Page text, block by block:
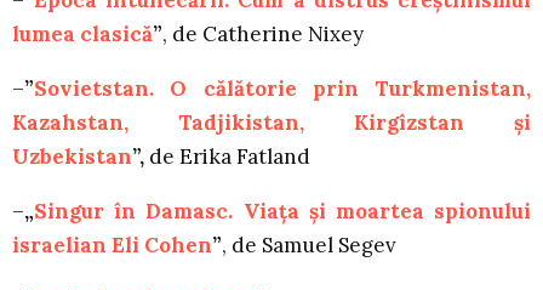
lumea clasică”, de Catherine Nixey
–”Sovietstan. O călătorie prin Turkmenistan,
Kazahstan, Tadjikistan, Kirgîzstan și
Uzbekistan”, de Erika Fatland
–„Singur în Damasc. Viața și moartea spionului
israelian Eli Cohen”, de Samuel Segev